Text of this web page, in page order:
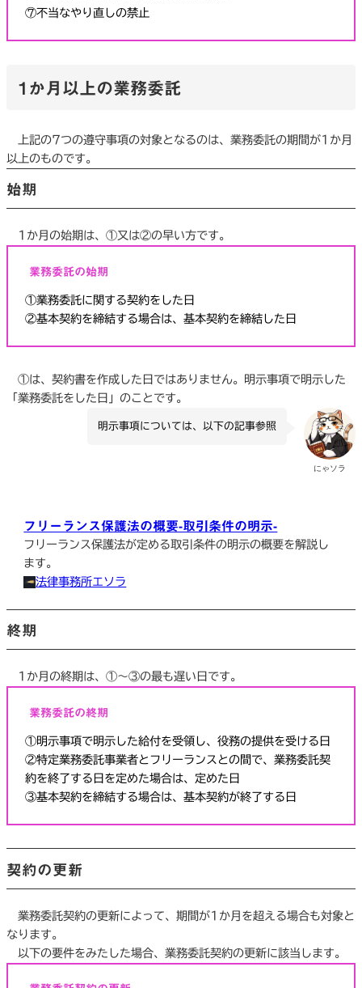
⑦不当なやり直しの禁止
1か月以上の業務委託
上記の7つの遵守事項の対象となるのは、業務委託の期間が1か月
以上のものです。
始期
1か月の始期は、①又は②の早い方です。
業務委託の始期
①業務委託に関する契約をした日
②基本契約を締結する場合は、基本契約を締結した日
①は、契約書を作成した日ではありません。明示事項で明示した
「業務委託をした日」のことです。
にゃソラ
明示事項については、以下の記事参照
フリーランス保護法の概要-取引条件の明示-
フリーランス保護法が定める取引条件の明示の概要を解説し
ます。
法律事務所エソラ
終期
1か月の終期は、①～③の最も遅い日です。
業務委託の終期
①明示事項で明示した給付を受領し、役務の提供を受ける日
②特定業務委託事業者とフリーランスとの間で、業務委託契
約を終了する日を定めた場合は、定めた日
③基本契約を締結する場合は、基本契約が終了する日
契約の更新
業務委託契約の更新によって、期間が1か月を超える場合も対象と
なります。
以下の要件をみたした場合、業務委託契約の更新に該当します。